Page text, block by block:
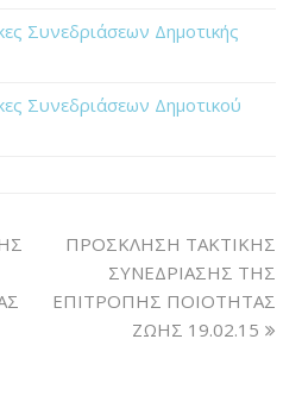
Συνεδριάσεων Δημοτικής
Συνεδριάσεων Δημοτικού
ΠΡΟΣΚΛΗΣΗ ΤΑΚΤΙΚΗΣ
ΣΥΝΕΔΡΙΑΣΗΣ ΤΗΣ
ΕΠΙΤΡΟΠΗΣ ΠΟΙΟΤΗΤΑΣ
ΖΩΗΣ 19.02.15